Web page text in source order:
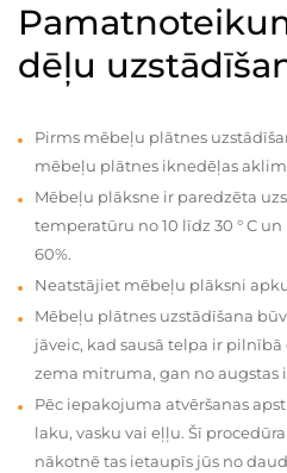
dēļu
Pirms mēbeļu plātnes
mēbeļu plātnes iknedēļas
Mēbeļu plāksne ir paredzēta
temperatūru no 10 līdz 30 ° C
60%.
Neatstājiet mēbeļu plāksni
Mēbeļu plātnes uzstādīšana
jāveic, kad sausā telpa ir
zema mitruma, gan no augstas
Pēc iepakojuma atvēršanas
laku, vasku vai eļļu. Šī
nākotnē tas ietaupīs jūs no